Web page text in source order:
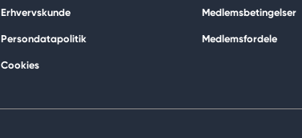
Erhvervskunde
Persondatapolitik
Cookies
Medlemsbetingelser
Medlemsfordele